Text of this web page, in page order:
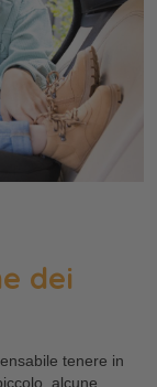
dei
tenere in
alcune